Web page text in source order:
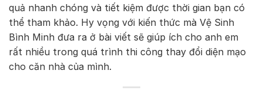
quả nhanh chóng và tiết kiệm được thời gian bạn có
thể tham khảo. Hy vọng với kiến thức mà Vệ Sinh
Bình Minh đưa ra ở bài viết sẽ giúp ích cho anh em
rất nhiều trong quá trình thi công thay đổi diện mạo
cho căn nhà của mình.